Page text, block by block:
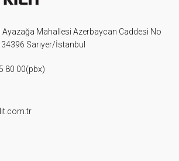
Mahallesi Azerbaycan Caddesi No
Sarıyer/İstanbul
80 00(pbx)